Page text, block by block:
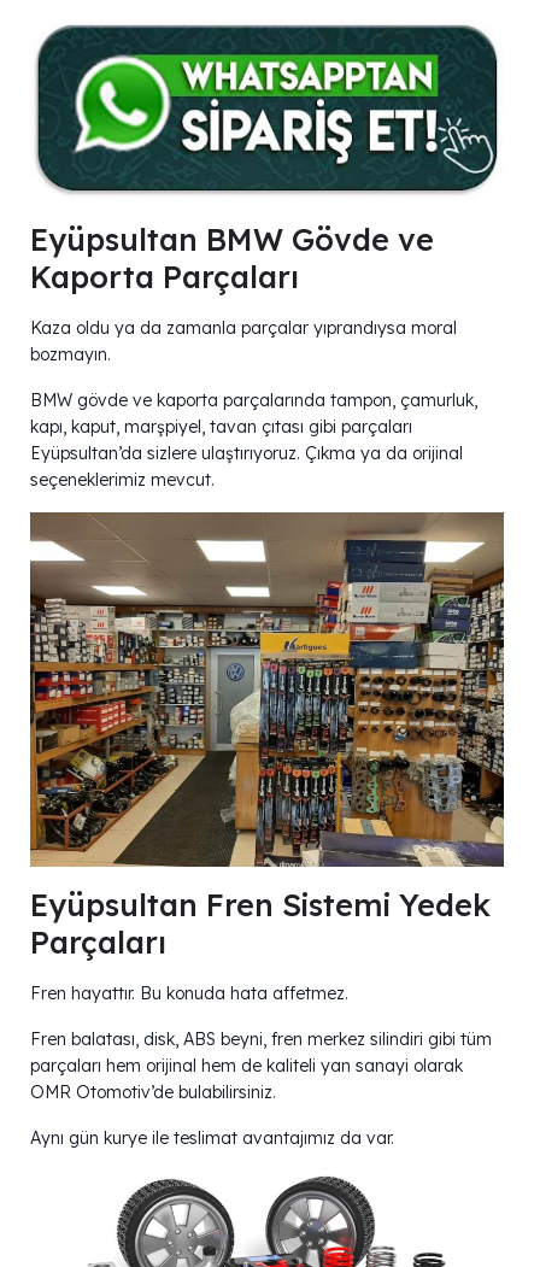
Eyüpsultan BMW Gövde ve
Kaporta Parçaları
Kaza oldu ya da zamanla parçalar yıprandıysa moral
bozmayın.
BMW gövde ve kaporta parçalarında tampon, çamurluk,
kapı, kaput, marşpiyel, tavan çıtası gibi parçaları
Eyüpsultan’da sizlere ulaştırıyoruz. Çıkma ya da orijinal
seçeneklerimiz mevcut.
Eyüpsultan Fren Sistemi Yedek
Parçaları
Fren hayattır. Bu konuda hata affetmez.
Fren balatası, disk, ABS beyni, fren merkez silindiri gibi tüm
parçaları hem orijinal hem de kaliteli yan sanayi olarak
OMR Otomotiv’de bulabilirsiniz.
Aynı gün kurye ile teslimat avantajımız da var.